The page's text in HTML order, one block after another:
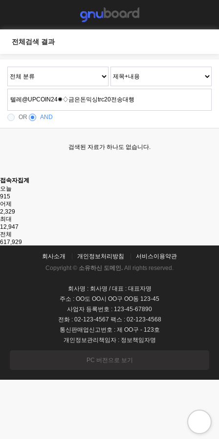
전체검색 결과
OR AND
검색된 자료가 하나도 없습니다.
접속자집계
오늘
915
어제
2,329
최대
12,947
전체
617,929
회사소개 개인정보처리방침
서비스이용약관
Copyright © 소유하신 도메인. All rights reserved.
회사명 : 회사명 / 대표 : 대표자명
주소 : OO도 OO시 OO구 OO동 123-45
사업자 등록번호 : 123-45-67890
전화 : 02-123-4567 팩스 : 02-123-4568
통신판매업신고번호 : 제 OO구 - 123호
개인정보관리책임자 : 정보책임자명
PC 버전으로 보기